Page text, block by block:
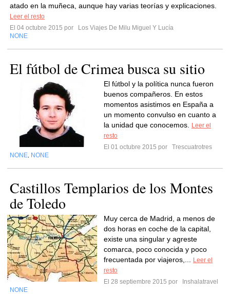
atado en la muñeca, aunque hay varias teorías y explicaciones.
Leer el resto
El 04 octubre 2015 por
Los Viajes De Milu Miguel Y Lucía
NONE
El fútbol de Crimea busca su sitio
El fútbol y la política nunca fueron
buenos compañeros. En estos
momentos asistimos en España a
un momento convulso en cuanto a
la unidad que conocemos.
Leer el
resto
El 01 octubre 2015 por
Trescuatrotres
NONE NONE
Castillos Templarios de los Montes
de Toledo
Muy cerca de Madrid, a menos de
dos horas en coche de la capital,
existe una singular y agreste
comarca, poco conocida y poco
frecuentada por viajeros,...
Leer el
resto
El 28 septiembre 2015 por
Inshalatravel
NONE